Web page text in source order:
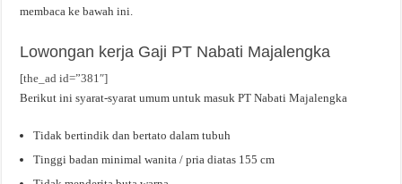
membaca ke bawah ini.
Lowongan kerja Gaji PT Nabati Majalengka
[the_ad id=”381″]
Berikut ini syarat-syarat umum untuk masuk PT Nabati Majalengka
Tidak bertindik dan bertato dalam tubuh
Tinggi badan minimal wanita / pria diatas 155 cm